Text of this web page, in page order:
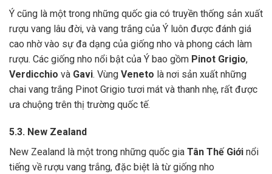
Ý cũng là một trong những quốc gia có truyền thống sản xuất
rượu vang lâu đời, và vang trắng của Ý luôn được đánh giá
cao nhờ vào sự đa dạng của giống nho và phong cách làm
rượu. Các giống nho nổi bật của Ý bao gồm Pinot Grigio,
Verdicchio và Gavi. Vùng Veneto là nơi sản xuất những
chai vang trắng Pinot Grigio tươi mát và thanh nhẹ, rất được
ưa chuộng trên thị trường quốc tế.
5.3. New Zealand
New Zealand là một trong những quốc gia Tân Thế Giới nổi
tiếng về rượu vang trắng, đặc biệt là từ giống nho